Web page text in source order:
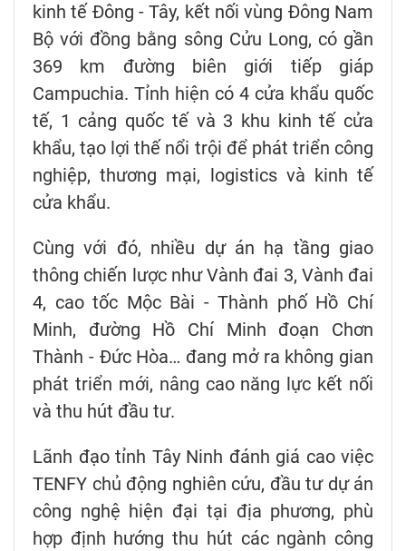
kinh tế Đông - Tây, kết nối vùng Đông Nam
Bộ với đồng bằng sông Cửu Long, có gần
369 km đường biên giới tiếp giáp
Campuchia. Tỉnh hiện có 4 cửa khẩu quốc
tế, 1 cảng quốc tế và 3 khu kinh tế cửa
khẩu, tạo lợi thế nổi trội để phát triển công
nghiệp, thương mại, logistics và kinh tế
cửa khẩu.
Cùng với đó, nhiều dự án hạ tầng giao
thông chiến lược như Vành đai 3, Vành đai
4, cao tốc Mộc Bài - Thành phố Hồ Chí
Minh, đường Hồ Chí Minh đoạn Chơn
Thành - Đức Hòa… đang mở ra không gian
phát triển mới, nâng cao năng lực kết nối
và thu hút đầu tư.
Lãnh đạo tỉnh Tây Ninh đánh giá cao việc
TENFY chủ động nghiên cứu, đầu tư dự án
công nghệ hiện đại tại địa phương, phù
hợp định hướng thu hút các ngành công